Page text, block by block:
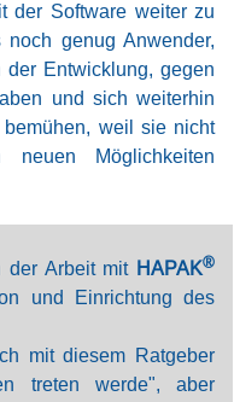
der Software weiter zu
genug Anwender,
Entwicklung, gegen
und sich weiterhin
weil sie nicht
Möglichkeiten
der Arbeit mit HAPAK®
und Einrichtung des
mit diesem Ratgeber
treten werde", aber